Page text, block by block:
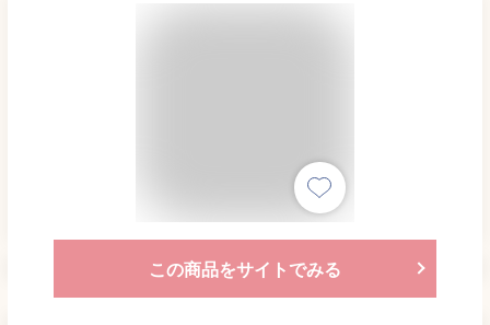
この商品をサイトでみる